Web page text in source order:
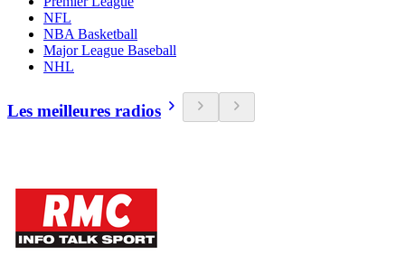
NFL
NBA Basketball
Major League Baseball
NHL
Les meilleures radios